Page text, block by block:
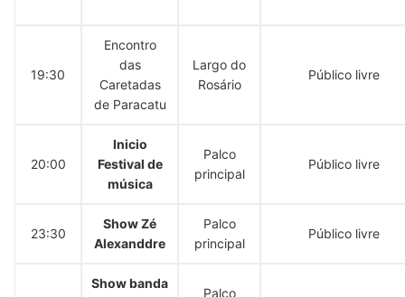
19:30
Encontro
das
Caretadas
de Paracatu
Largo do
Rosário
Público livre
20:00
Inicio
Festival de
música
Palco
principal
Público livre
23:30
Show Zé
Alexanddre
Palco
principal
Público livre
Show banda
Palco